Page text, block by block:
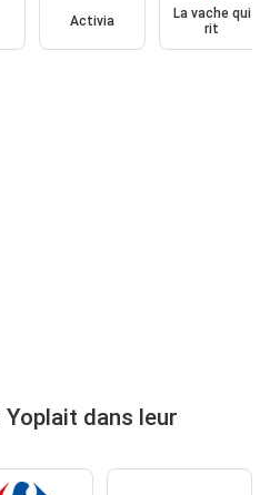
Activia
La vache qui
rit
dans leur